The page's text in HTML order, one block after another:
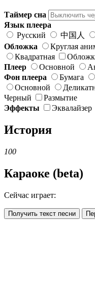
Таймер сна
Язык плеера
Русский
中国人
Обложка
Круглая
Квадратная
Плеер
Основной
Фон плеера
Бумага
Основной
Черный
Размытие
Эффекты
Эквалайзер
История
100
Караоке (beta)
Сейчас играет:
Получить текст песни